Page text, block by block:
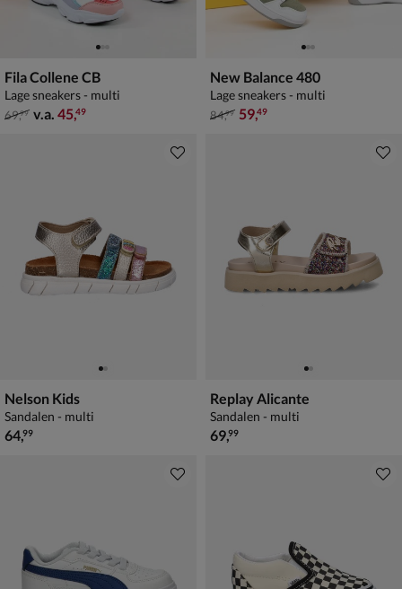
Fila Collene CB
Lage sneakers - multi
van € 69,99 vanaf € 45,49
69,99 v.a. 45,49
New Balance 480
Lage sneakers - multi
van € 84,99 voor € 59,49
84,99 59,49
Nelson Kids
Sandalen - multi
€ 64,99
64,99
Replay Alicante
Sandalen - multi
€ 69,99
69,99